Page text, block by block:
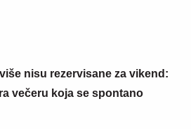
nisu rezervisane za vikend:
večeru koja se spontano